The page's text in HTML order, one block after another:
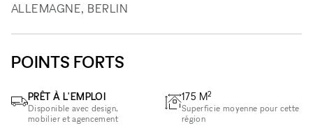
ALLEMAGNE, BERLIN
POINTS FORTS
PRÊT À L'EMPLOI
Disponible avec design,
mobilier et agencement
175 M2
Superficie moyenne pour cette
région